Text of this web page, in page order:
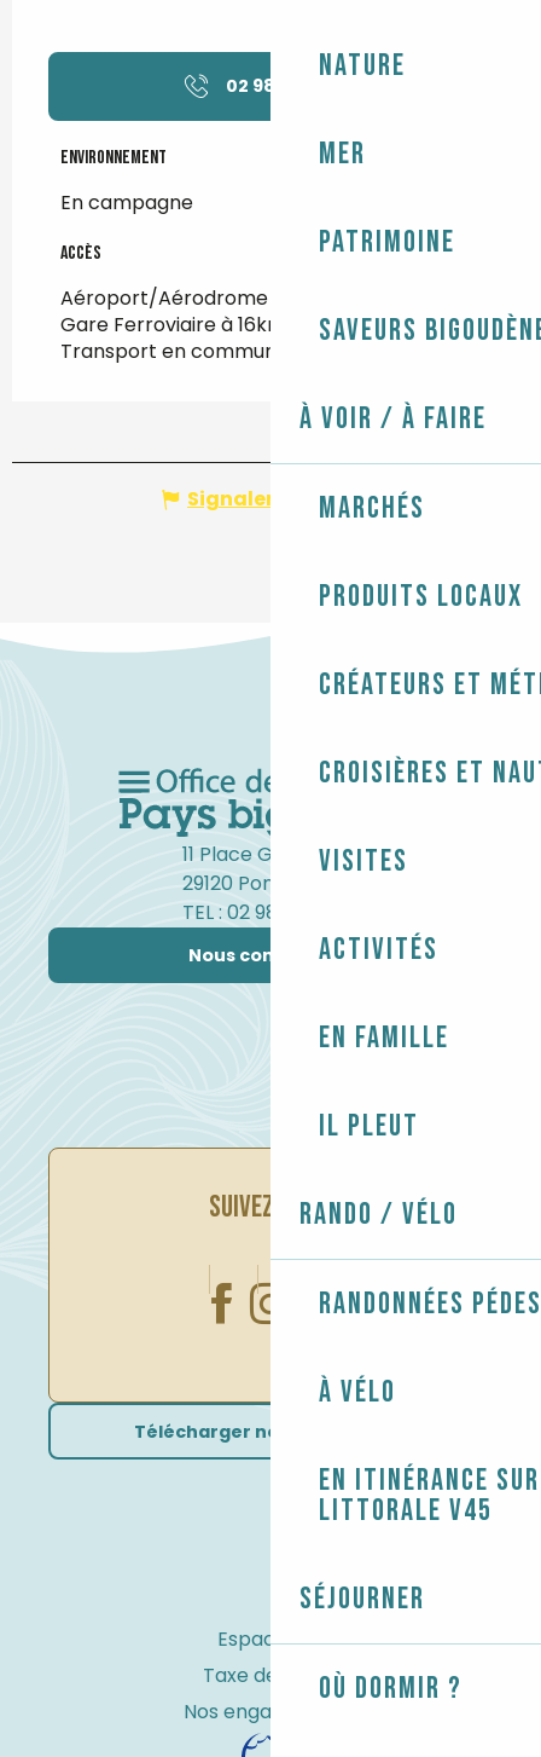
Nature
Mer
Patrimoine
Saveurs
À voir / À faire
Marchés
Produits locaux
Créateurs et
Croisières et
Visites
Activités
En famille
Il pleut
Rando / Vélo
Randonnées
À vélo
En itinérance
littorale V45
Séjourner
Où dormir ?
02 98 54 55
Environnement
Environnement
En campagne
Accès
Accès
Aéroport/Aérodrome à 84km
Gare Ferroviaire à 16km
Transport en commun à 3km
Signaler une erreur
11 Place Gambetta
29120 Pont-l'Abbé
TEL : 02 98 82 37 99
Nous contacter
SUIVEZ-NOUS
Télécharger nos brochures
Espace Pro
Taxe de séjour
Nos engagements